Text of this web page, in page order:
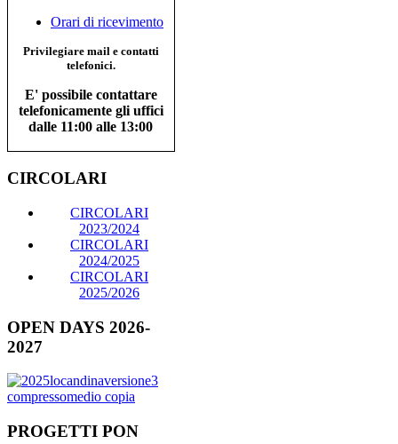
Orari di ricevimento
Privilegiare mail e contatti
telefonici.
E' possibile contattare
telefonicamente gli uffici
dalle 11:00 alle 13:00
CIRCOLARI
CIRCOLARI
2023/2024
CIRCOLARI
2024/2025
CIRCOLARI
2025/2026
OPEN DAYS 2026-
2027
PROGETTI PON